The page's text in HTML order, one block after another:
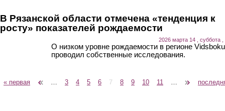
В Рязанской области отмечена «тенденция к
росту» показателей рождаемости
2026 марта 14 , суббота ,
О низком уровне рождаемости в регионе Vidsboku
проводил собственные исследования.
Страницы
« первая 3 4 5 6 7 8 9 10 11